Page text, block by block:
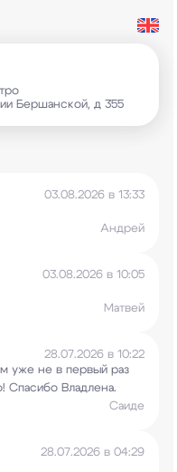
Бершанской, д 355
03.08.2026 в 13:33
Андрей
03.08.2026 в 10:05
Матвей
28.07.2026 в 10:22
уже не в первый раз
Спасибо Владлена.
Саиде
28.07.2026 в 04:29